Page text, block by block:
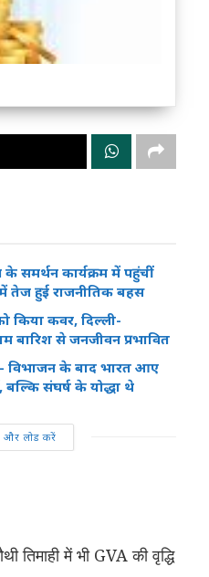
के समर्थन कार्यक्रम में पहुंचीं
में तेज हुई राजनीतिक बहस
किया कवर, दिल्ली-
से जनजीवन प्रभावित
विभाजन के बाद भारत आए
बल्कि संघर्ष के योद्धा थे
और लोड करें
तिमाही में भी GVA की वृद्धि